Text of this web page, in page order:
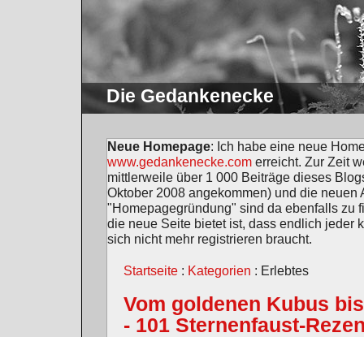
Die Gedankenecke
Neue Homepage: Ich habe eine neue
www.gedankenecke.com erreicht. Zur Zeit
mittlerweile über 1 000 Beiträge dieses
Oktober 2008 angekommen) und die neuen
"Homepagegründung" sind da ebenfalls zu
die neue Seite bietet ist, dass endlich jeder
sich nicht mehr registrieren braucht.
Startseite : Kategorien : Erlebtes
Vom goldenen Kubus
- 101 Sternenfaust-